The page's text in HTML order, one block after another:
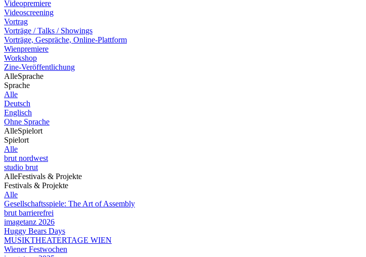
Videopremiere
Videoscreening
Vortrag
Vorträge / Talks / Showings
Vorträge, Gespräche, Online-Plattform
Wienpremiere
Workshop
Zine-Veröffentlichung
AlleSprache
Sprache
Alle
Deutsch
Englisch
Ohne Sprache
AlleSpielort
Spielort
Alle
brut nordwest
studio brut
AlleFestivals & Projekte
Festivals & Projekte
Alle
Gesellschaftsspiele: The Art of Assembly
brut barrierefrei
imagetanz 2026
Huggy Bears Days
MUSIKTHEATERTAGE WIEN
Wiener Festwochen